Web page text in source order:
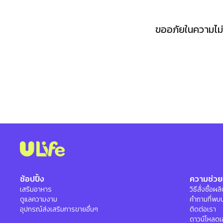
ขออภัยในความ
ช้อปปิ้ง
เสริมอาหาร
ดูแลความงาม
อุปกรณ์ส่งเสริมการขายอื่นๆ
ความช่ว
วิธีสั่งซื้อผ
คำถามที่พบ
ติดต่อเรา
ดาวน์โหลด